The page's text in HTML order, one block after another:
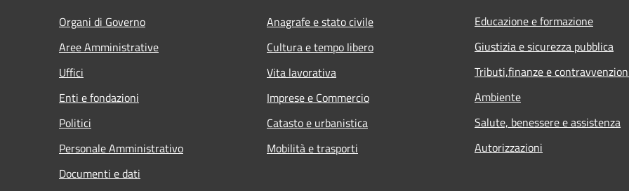
Organi di Governo
Aree Amministrative
Uffici
Enti e fondazioni
Politici
Personale Amministrativo
Documenti e dati
Anagrafe e stato civile
Cultura e tempo libero
Vita lavorativa
Imprese e Commercio
Catasto e urbanistica
Mobilità e trasporti
Educazione e formazione
Giustizia e sicurezza pubblica
Tributi,finanze e
Ambiente
Salute, benessere e assistenza
Autorizzazioni